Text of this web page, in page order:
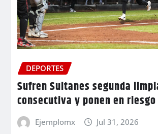
DEPORTES
Sufren Sultanes segunda
consecutiva y ponen en
Ejemplomx Jul 31, 2026